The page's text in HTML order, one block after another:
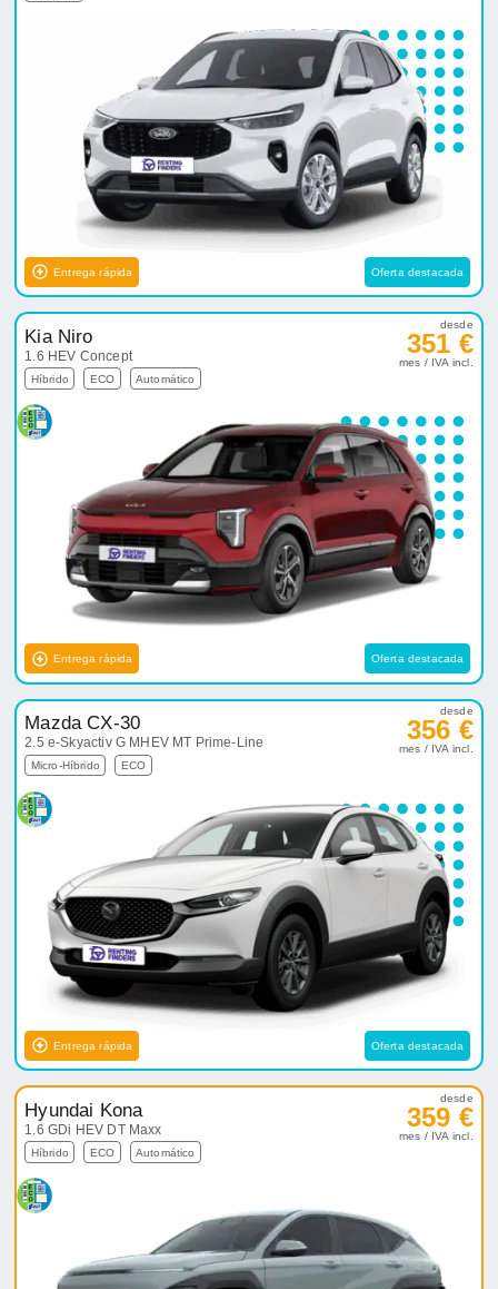
Entrega rápida Oferta destacada
Kia Niro
1.6 HEV Concept
Híbrido ECO Automático
desde
351 €
mes / IVA incl.
Entrega rápida Oferta destacada
Mazda CX-30
2.5 e-Skyactiv G MHEV MT Prime-Line
Micro-Híbrido ECO
desde
356 €
mes / IVA incl.
Entrega rápida Oferta destacada
Hyundai Kona
1.6 GDi HEV DT Maxx
Híbrido ECO Automático
desde
359 €
mes / IVA incl.